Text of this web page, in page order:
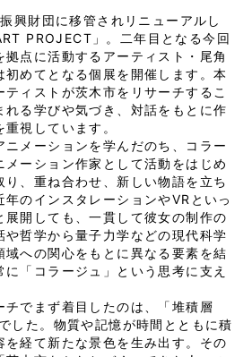
興財団に移管されリニューアルし
PROJECT」。二年目となる今回
拠点に活動するアーティスト・尾角
めてとなる個展を開催します。本
ィストが茨木市をリサーチするこ
れる学びや気づき、対話をもとに作
視しています。
ニメーションを学んだのち、コラー
メーション作家として活動をはじめ
り、重ね合わせ、新しい物語を立ち
年のインスタレーションやVRといっ
展開しても、一貫して彼女の制作の
や哲学から量子力学などの現代科学
域への関心をもとに異なる要素を結
「コラージュ」という思考に支え
チでまず着目したのは、「堆積層
した。物質や記憶が時間とともに積
を経て新たな景色を生み出す。その